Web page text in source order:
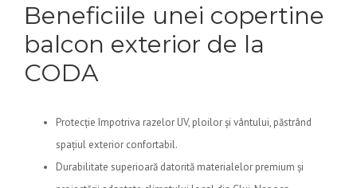
Beneficiile unei copertine
balcon exterior de la
CODA
Protecție împotriva razelor UV, ploilor și vântului, păstrând
spațiul exterior confortabil.
Durabilitate superioară datorită materialelor premium și